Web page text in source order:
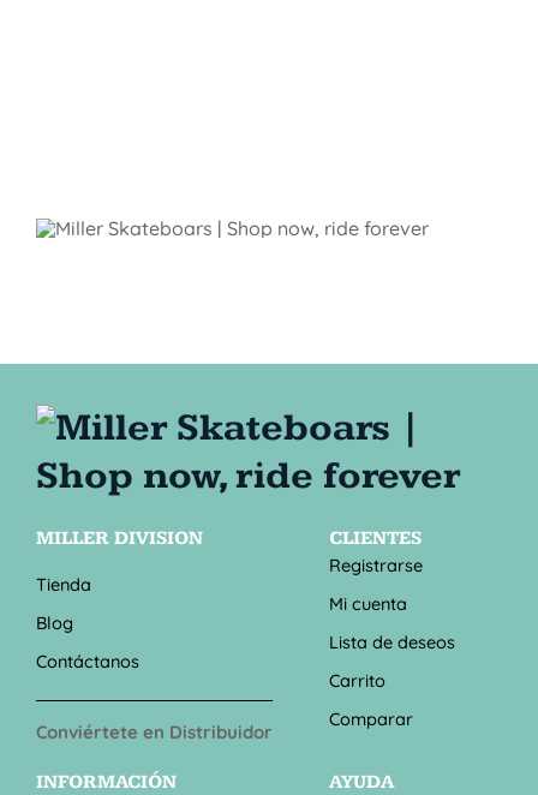
MILLER DIVISION
Tienda
Blog
Contáctanos
Conviértete en Distribuidor
CLIENTES
Registrarse
Mi cuenta
Lista de deseos
Carrito
Comparar
INFORMACIÓN
AYUDA